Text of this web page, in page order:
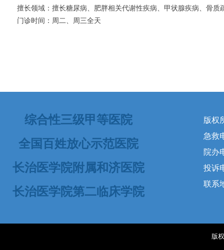
擅长领域：擅长糖尿病、肥胖相关代谢性疾病、甲状腺疾病、骨
门诊时间：周二、周三全天
版权
急救
院办
投诉
联系
综合性三级甲等医院
全国百姓放心示范医院
长治医学院附属和济医院
长治医学院第二临床学院
版